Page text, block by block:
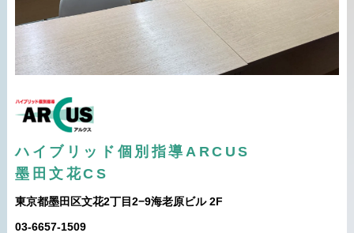
ハイブリッド個別指導ARCUS
墨田文花CS
東京都墨田区文花2丁目2−9海老原ビル 2F
03-6657-1509